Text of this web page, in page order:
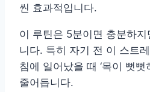
씬 효과적입니다.
이 루틴은 5분이면 충분하
니다. 특히 자기 전 이 스트
침에 일어났을 때 ‘목이 뻣뻣
줄어듭니다.